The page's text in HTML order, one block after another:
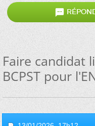

Faire candidat
BCPST pour